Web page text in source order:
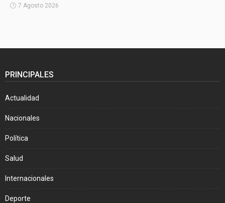
7 Agosto 2026
PRINCIPALES
Actualidad
Nacionales
Política
Salud
Internacionales
Deporte